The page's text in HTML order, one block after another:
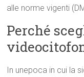
alle norme vigenti
Perché
In unepoca in cui la